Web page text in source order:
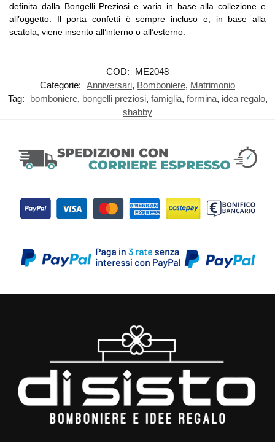
definita dalla Bongelli Preziosi e varia in base alla collezione e
all’oggetto. Il porta confetti è sempre incluso e, in base alla
scatola, viene inserito all’interno o all’esterno.
COD:
ME2048
Categorie: Anniversari, Bomboniere, Matrimonio
Tag:
bomboniere, bongelli preziosi, famiglia, formina, idea regalo,
shabby